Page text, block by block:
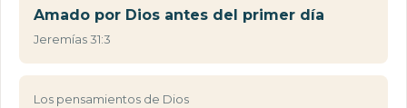
Amado por Dios antes del primer día
Jeremías 31:3
Los pensamientos de Dios